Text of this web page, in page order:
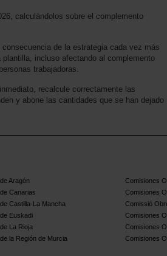
calculándolos sobre el complemento
de la estrategia cada vez más
incluso afectando al complemento
trabajadoras.
recalcule correctamente las
y abone las cantidades que se han dejado
Aragón
Comisiones
Canarias
Comisiones
Castilla-La Mancha
Comissió
Euskadi
Comisiones
La Rioja
Comisiones
la Región de Murcia
Comisiones